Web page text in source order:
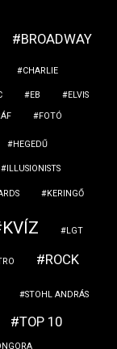
BROADWAY
CHARLIE
EB
ELVIS
FOTÓ
HEGEDŰ
ILLUSIONISTS
KERINGŐ
KVÍZ LGT
ROCK
STOHL ANDRÁS
TOP 10